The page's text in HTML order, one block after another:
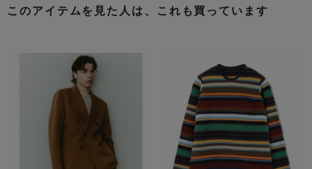
このアイテムを見た人は、これも買っています